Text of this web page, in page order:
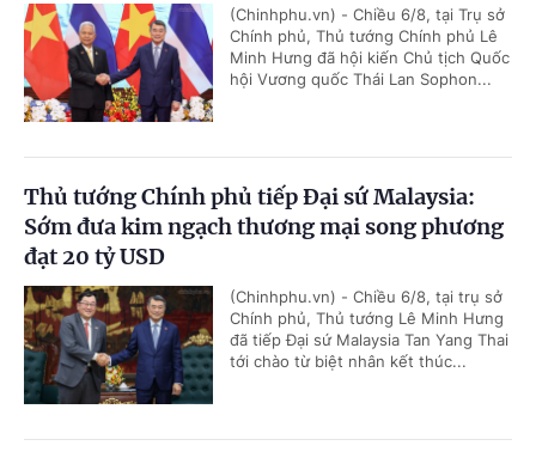
(Chinhphu.vn) - Chiều 6/8, tại Trụ sở
Chính phủ, Thủ tướng Chính phủ Lê
Minh Hưng đã hội kiến Chủ tịch Quốc
hội Vương quốc Thái Lan Sophon...
Thủ tướng Chính phủ tiếp Đại sứ Malaysia:
Sớm đưa kim ngạch thương mại song phương
đạt 20 tỷ USD
(Chinhphu.vn) - Chiều 6/8, tại trụ sở
Chính phủ, Thủ tướng Lê Minh Hưng
đã tiếp Đại sứ Malaysia Tan Yang Thai
tới chào từ biệt nhân kết thúc...